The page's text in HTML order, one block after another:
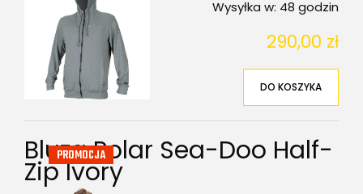
Wysyłka w: 48 godzin
290,00 zł
DO KOSZYKA
Bluza Polar Sea-Doo Half-
Zip Ivory
PROMOCJA